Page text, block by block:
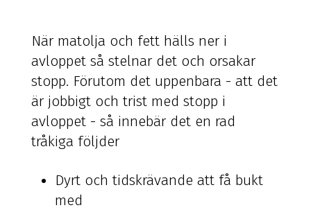
När matolja och fett hälls ner i
avloppet så stelnar det och orsakar
stopp. Förutom det uppenbara - att det
är jobbigt och trist med stopp i
avloppet - så innebär det en rad
tråkiga följder
Dyrt och tidskrävande att få bukt
med